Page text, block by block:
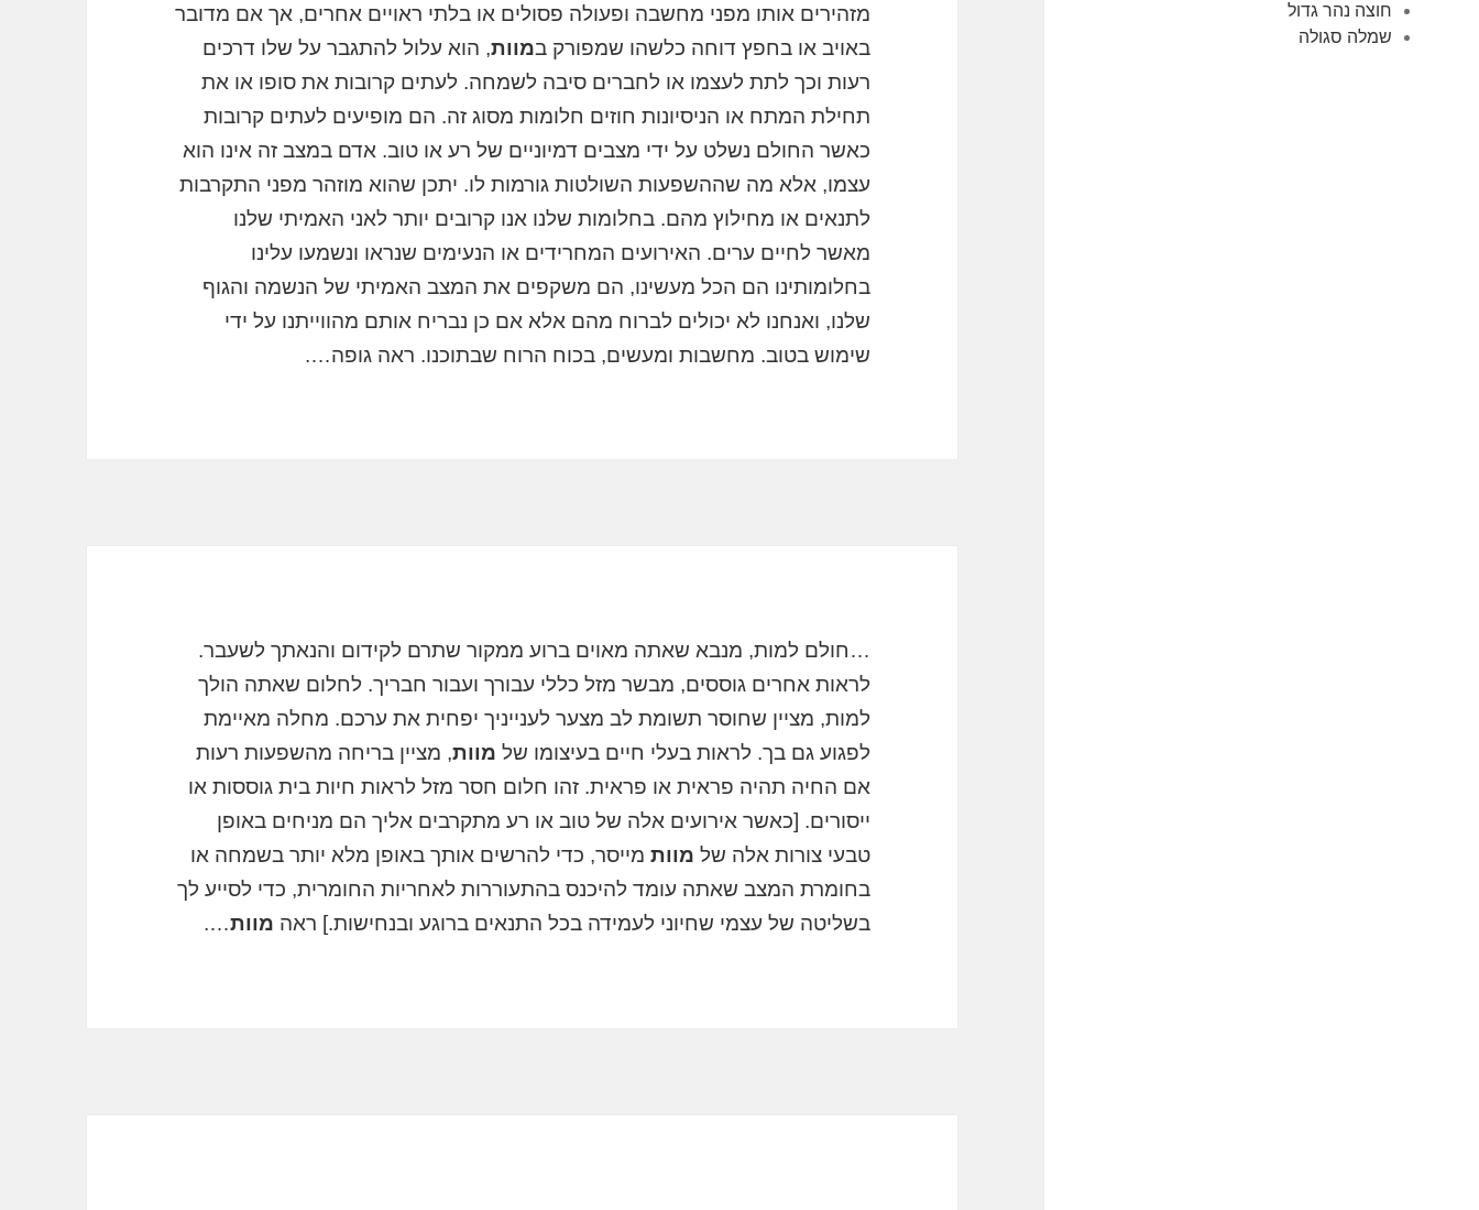
חוצה נהר גדול
שמלה סגולה
מזהירים אותו מפני מחשבה ופעולה פסולים או בלתי ראויים אחרים, אך אם מדובר
באויב או בחפץ דוחה כלשהו שמפורק במוות, הוא עלול להתגבר על שלו דרכים
רעות וכך לתת לעצמו או לחברים סיבה לשמחה. לעתים קרובות את סופו או את
תחילת המתח או הניסיונות חוזים חלומות מסוג זה. הם מופיעים לעתים קרובות
כאשר החולם נשלט על ידי מצבים דמיוניים של רע או טוב. אדם במצב זה אינו הוא
עצמו, אלא מה שההשפעות השולטות גורמות לו. יתכן שהוא מוזהר מפני התקרבות
לתנאים או מחילוץ מהם. בחלומות שלנו אנו קרובים יותר לאני האמיתי שלנו
מאשר לחיים ערים. האירועים המחרידים או הנעימים שנראו ונשמעו עלינו
בחלומותינו הם הכל מעשינו, הם משקפים את המצב האמיתי של הנשמה והגוף
שלנו, ואנחנו לא יכולים לברוח מהם אלא אם כן נבריח אותם מהווייתנו על ידי
שימוש בטוב. מחשבות ומעשים, בכוח הרוח שבתוכנו. ראה גופה….
…חולם למות, מנבא שאתה מאוים ברוע ממקור שתרם לקידום והנאתך לשעבר.
לראות אחרים גוססים, מבשר מזל כללי עבורך ועבור חבריך. לחלום שאתה הולך
למות, מציין שחוסר תשומת לב מצער לענייניך יפחית את ערכם. מחלה מאיימת
לפגוע גם בך. לראות בעלי חיים בעיצומו של מוות, מציין בריחה מהשפעות רעות
אם החיה תהיה פראית או פראית. זהו חלום חסר מזל לראות חיות בית גוססות או
ייסורים. [כאשר אירועים אלה של טוב או רע מתקרבים אליך הם מניחים באופן
טבעי צורות אלה של מוות מייסר, כדי להרשים אותך באופן מלא יותר בשמחה או
בחומרת המצב שאתה עומד להיכנס בהתעוררות לאחריות החומרית, כדי לסייע לך
בשליטה של עצמי שחיוני לעמידה בכל התנאים ברוגע ובנחישות.] ראה מוות….